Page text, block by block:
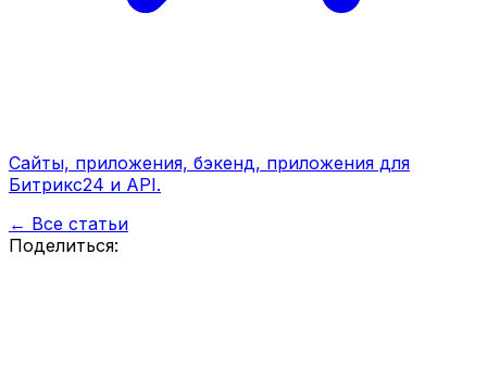
Сайты, приложения, бэкенд, приложения для
Битрикс24 и API.
← Все статьи
Поделиться: